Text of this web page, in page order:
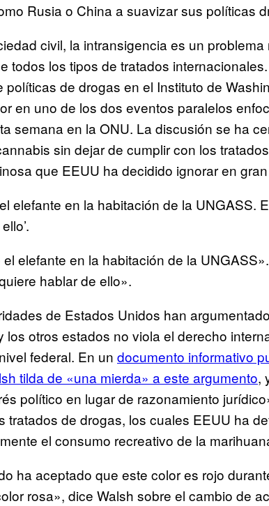
Rusia o China a suavizar sus políticas
civil, la intransigencia es un
todos los tipos de tratados
de drogas en el Instituto de
en uno de los dos eventos paralelos
semana en la ONU. La discusión se ha
sin dejar de cumplir con los
que EEUU ha decidido ignorar en
elefante en la habitación de la UNGASS.
elefante en la habitación de la
hablar de ello».
de Estados Unidos han
los otros estados no viola el derecho
federal. En un documento informativo
tilda de «una mierda» a este argumento,
político en lugar de razonamiento
tratados de drogas, los cuales EEUU ha
el consumo recreativo de la
ha aceptado que este color es rojo
rosa», dice Walsh sobre el cambio de